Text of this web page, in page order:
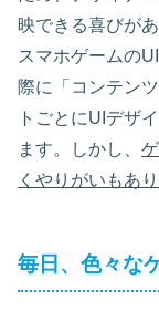
映できる喜びがあ
スマホゲームの
際に「コンテン
トごとにUIデザ
ます。しかし、
くやりがいもあ
毎日、色々な